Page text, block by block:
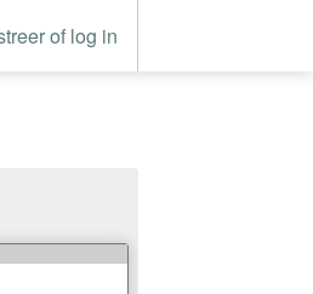
of log in